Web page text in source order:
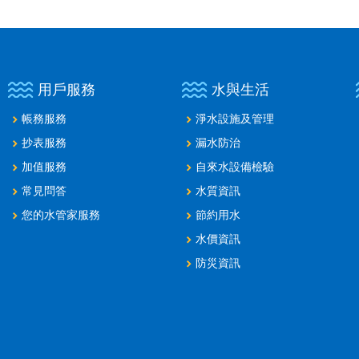
用戶服務
帳務服務
抄表服務
加值服務
常見問答
您的水管家服務
水與生活
淨水設施及管理
漏水防治
自來水設備檢驗
水質資訊
節約用水
水價資訊
防災資訊